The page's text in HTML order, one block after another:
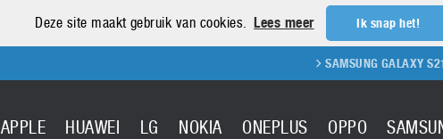
Deze site maakt gebruik van cookies. Lees meer Ik snap het!
SAMSUNG GALAXY S21 REVIEW
APPLE HUAWEI LG NOKIA ONEPLUS OPPO